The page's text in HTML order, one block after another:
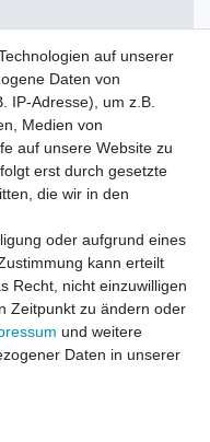
Widerrufs­recht
vorbehalten.
auf unserer
Daten von
IP-Adresse), um z.B.
Medien von
auf unsere Website zu
erst durch gesetzte
die wir in den
oder aufgrund eines
kann erteilt
Recht, nicht einzuwilligen
Zeitpunkt zu ändern oder
und weitere
Daten in unserer